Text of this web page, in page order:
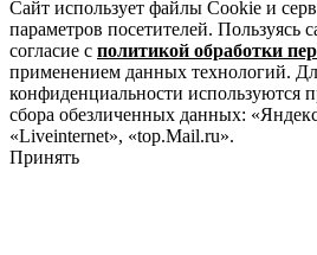
Сайт использует файлы Cookie и
параметров посетителей. Пользуясь
согласие с политикой обработки
применением данных технологий.
конфиденциальности используются
сбора обезличенных данных:
«Liveinternet», «top.Mail.ru».
Принять